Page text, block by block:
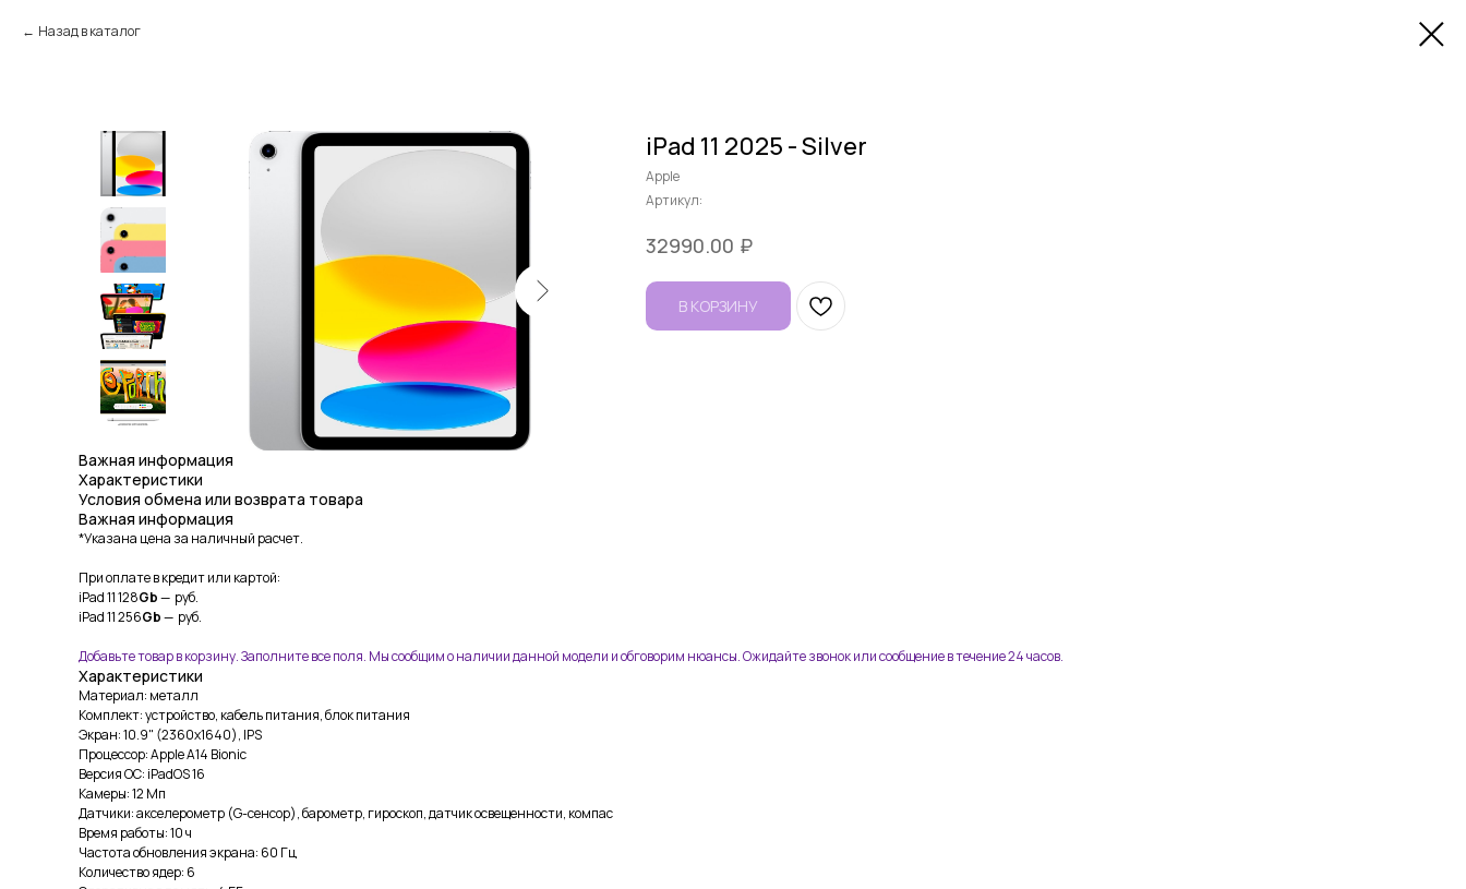
Назад в каталог
iPad 11 2025 - Silver
Apple
Артикул:
32990.00 ₽
В КОРЗИНУ
Важная информация
Характеристики
Условия обмена или возврата товара
Важная информация
*Указана цена за наличный расчет.
При оплате в кредит или картой:
iPad 11 128Gb— руб.
iPad 11 256Gb— руб.
Добавьте товар в корзину. Заполните все поля. Мы сообщим о наличии данной модели и обговорим нюансы. Ожидайте звонок или сообщение в течение 24 часов.
Характеристики
Материал: металл
Комплект: устройство, кабель питания, блок питания
Экран: 10.9" (2360x1640), IPS
Процессор: Apple A14 Bionic
Версия ОС: iPadOS 16
Камеры: 12 Мп
Датчики: акселерометр (G-сенсор), барометр, гироскоп, датчик освещенности, компас
Время работы: 10 ч
Частота обновления экрана: 60 Гц
Количество ядер: 6